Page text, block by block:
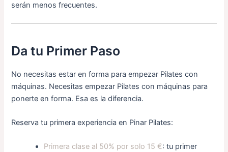
serán menos frecuentes.
Da tu Primer Paso
No necesitas estar en forma para empezar Pilates con
máquinas. Necesitas empezar Pilates con máquinas para
ponerte en forma. Esa es la diferencia.
Reserva tu primera experiencia en Pinar Pilates:
Primera clase al 50% por solo 15 €: tu primer